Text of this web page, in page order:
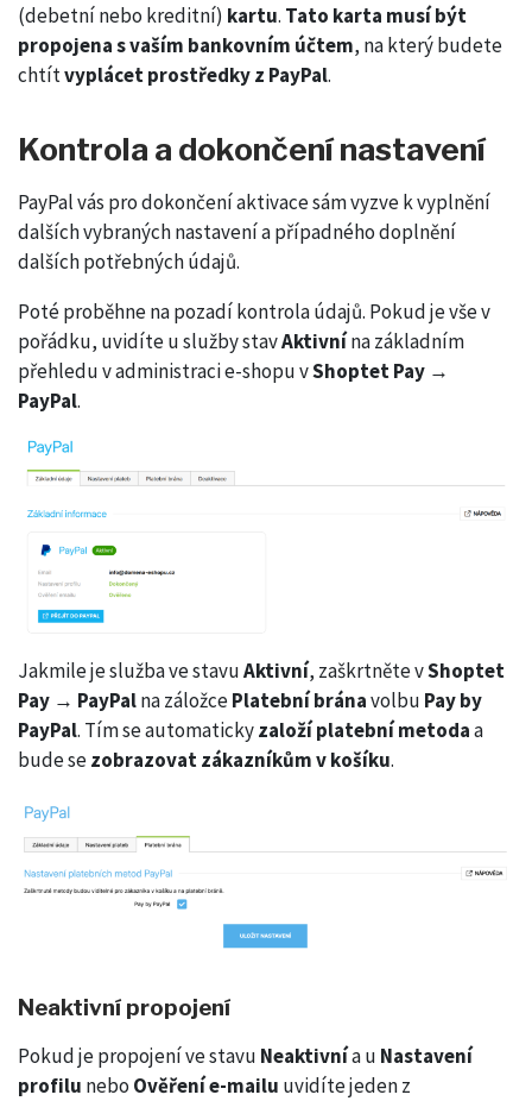
(debetní nebo kreditní) kartu. Tato karta musí být
propojena s vaším bankovním účtem, na který budete
chtítvyplácet prostředky z PayPal.
Kontrola a dokončení nastavení
PayPal vás pro dokončení aktivace sám vyzve k vyplnění
dalších vybraných nastavení a případného doplnění
dalších potřebných údajů.
Poté proběhne na pozadí kontrola údajů. Pokud je vše v
pořádku, uvidíte u služby stavAktivnína základním
přehledu v administraci e-shopu vShoptet Pay →
PayPal.
Jakmile je služba ve stavuAktivní, zaškrtněte vShoptet
Pay → PayPalna záložcePlatební bránavolbu Pay by
PayPal. Tím se automatickyzaloží platební metodaa
bude sezobrazovat zákazníkům v košíku.
Neaktivní propojení
Pokud je propojení ve stavu Neaktivnía u Nastavení
profilu nebo Ověření e-mailu uvidíte jeden z